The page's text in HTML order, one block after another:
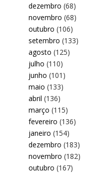
dezembro (68)
novembro (68)
outubro (106)
setembro (133)
agosto (125)
julho (110)
junho (101)
maio (133)
abril (136)
março (115)
fevereiro (136)
janeiro (154)
dezembro (183)
novembro (182)
outubro (167)